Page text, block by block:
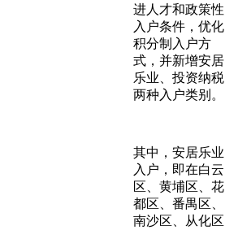
进人才和政策性
入户条件，优化
积分制入户方
式，并新增安居
乐业、投资纳税
两种入户类别。
其中，安居乐业
入户，即在白云
区、黄埔区、花
都区、番禺区、
南沙区、从化区